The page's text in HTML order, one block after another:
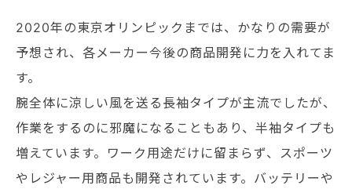
2020年の東京オリンピックまでは、かなりの需要が
予想され、各メーカー今後の商品開発に力を入れてま
す。
腕全体に涼しい風を送る長袖タイプが主流でしたが、
作業をするのに邪魔になることもあり、半袖タイプも
増えています。ワーク用途だけに留まらず、スポーツ
やレジャー用商品も開発されています。バッテリーや